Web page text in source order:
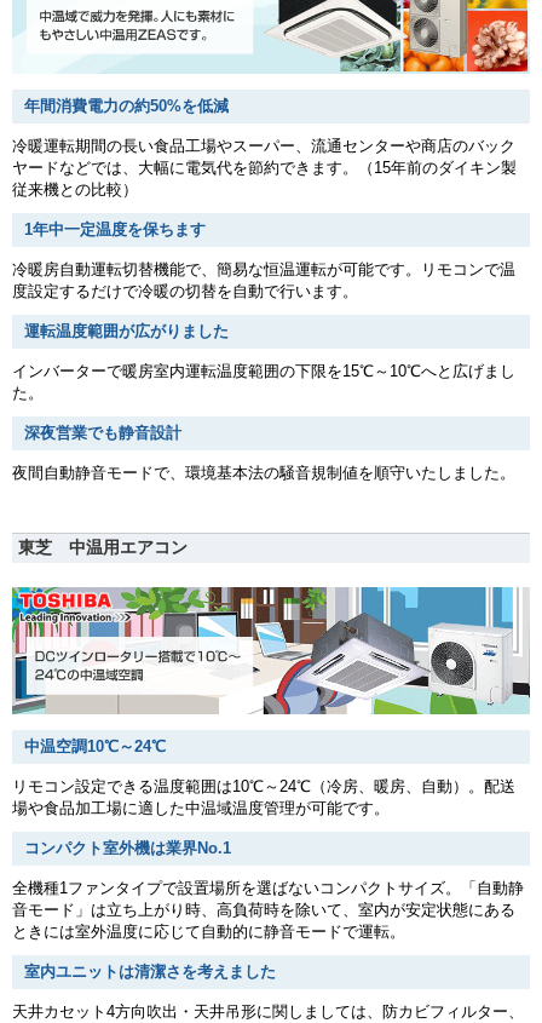
年間消費電力の約50%を低減
冷暖運転期間の長い食品工場やスーパー、流通センターや商店のバック
ヤードなどでは、大幅に電気代を節約できます。（15年前のダイキン製
従来機との比較）
1年中一定温度を保ちます
冷暖房自動運転切替機能で、簡易な恒温運転が可能です。リモコンで温
度設定するだけで冷暖の切替を自動で行います。
運転温度範囲が広がりました
インバーターで暖房室内運転温度範囲の下限を15℃～10℃へと広げまし
た。
深夜営業でも静音設計
夜間自動静音モードで、環境基本法の騒音規制値を順守いたしました。
東芝 中温用エアコン
中温空調10℃～24℃
リモコン設定できる温度範囲は10℃～24℃（冷房、暖房、自動）。配送
場や食品加工場に適した中温域温度管理が可能です。
コンパクト室外機は業界No.1
全機種1ファンタイプで設置場所を選ばないコンパクトサイズ。「自動静
音モード」は立ち上がり時、高負荷時を除いて、室内が安定状態にある
ときには室外温度に応じて自動的に静音モードで運転。
室内ユニットは清潔さを考えました
天井カセット4方向吹出・天井吊形に関しましては、防カビフィルター、